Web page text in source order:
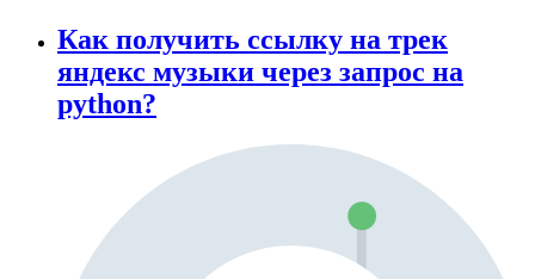
Как получить ссылку на трек
яндекс музыки через запрос на
python?